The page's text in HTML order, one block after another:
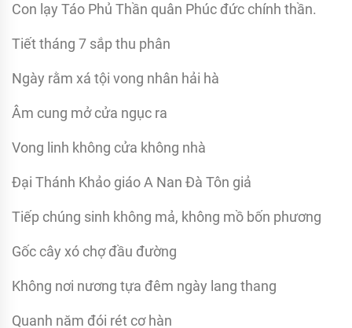
Con lạy Táo Phủ Thần quân Phúc đức chính thần.
Tiết tháng 7 sắp thu phân
Ngày rằm xá tội vong nhân hải hà
Âm cung mở cửa ngục ra
Vong linh không cửa không nhà
Đại Thánh Khảo giáo A Nan Đà Tôn giả
Tiếp chúng sinh không mả, không mồ bốn phương
Gốc cây xó chợ đầu đường
Không nơi nương tựa đêm ngày lang thang
Quanh năm đói rét cơ hàn